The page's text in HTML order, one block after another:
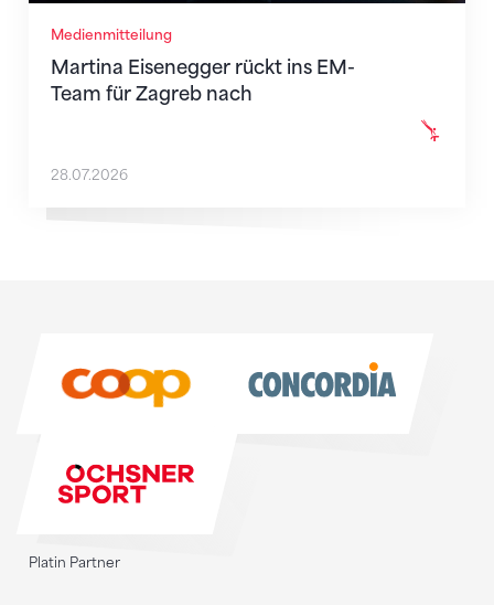
Medienmitteilung
Martina Eisenegger rückt ins EM-
Team für Zagreb nach
28.07.2026
Platin Partner